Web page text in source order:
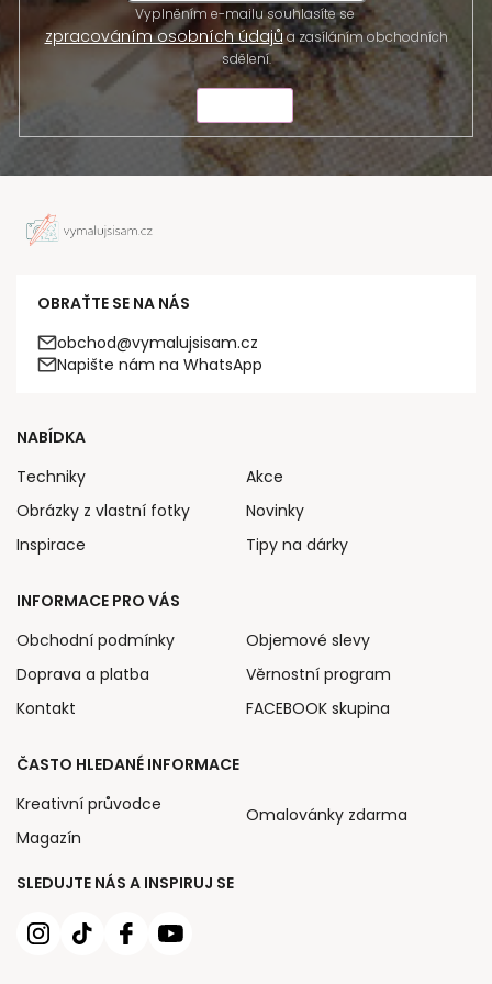
Vyplněním e-mailu souhlasíte se
zpracováním osobních údajůa zasíláním obchodních
sdělení.
OBRAŤTE SE NA NÁS
obchod@vymalujsisam.cz
Napište nám na WhatsApp
SLEDUJTE NÁS A INSPIRUJ SE
NABÍDKA
Techniky
Obrázky z vlastní fotky
Inspirace
Akce
Novinky
Tipy na dárky
INFORMACE PRO VÁS
Obchodní podmínky
Doprava a platba
Kontakt
Objemové slevy
Věrnostní program
FACEBOOK skupina
ČASTO HLEDANÉ INFORMACE
Kreativní průvodce
Magazín
Omalovánky zdarma